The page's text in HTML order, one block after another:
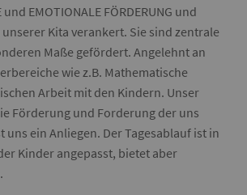
EMOTIONALE FÖRDERUNG und
Kita verankert. Sie sind zentrale
Maße gefördert. Angelehnt an
wie z.B. Mathematische
Arbeit mit den Kindern. Unser
Förderung und Forderung der uns
ein Anliegen. Der Tagesablauf ist in
Kinder angepasst, bietet aber